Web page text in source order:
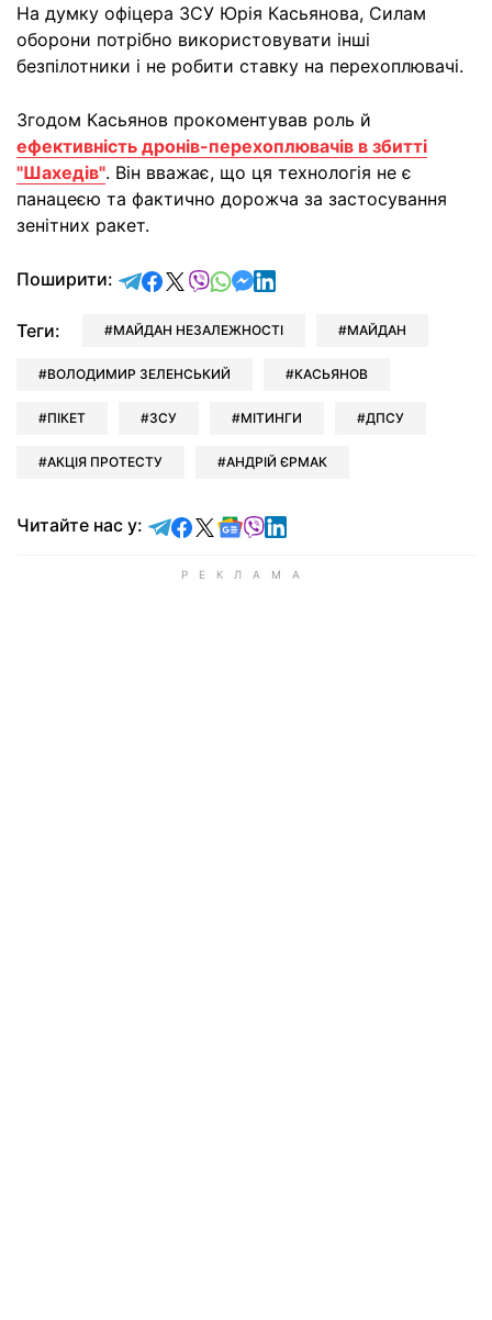
На думку офіцера ЗСУ Юрія Касьянова, Силам
оборони потрібно використовувати інші
безпілотники і не робити ставку на перехоплювачі.
Згодом Касьянов прокоментував роль й
ефективність дронів-перехоплювачів в збитті
"Шахедів". Він вважає, що ця технологія не є
панацеєю та фактично дорожча за застосування
зенітних ракет.
Поширити: відправити у Telegram
поділитись у Facebook
поділитись у X
відправити у Viber
відправити у Whatsapp
відправити у Messenger
відправити у LinkedIn
Теги: МАЙДАН НЕЗАЛЕЖНОСТІ МАЙДАН
ВОЛОДИМИР ЗЕЛЕНСЬКИЙ КАСЬЯНОВ
ПІКЕТ ЗСУ МІТИНГИ ДПСУ
АКЦІЯ ПРОТЕСТУ АНДРІЙ ЄРМАК
Читайте нас у: Читайте у Telegram
Читайте у Facebook
Читайте у X
Читайте у Google news
Читайте у Viber
Читайте у LinkedIn